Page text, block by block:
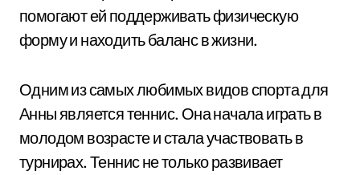
помогают ей поддерживать физическую
форму и находить баланс в жизни.
Одним из самых любимых видов спорта для
Анны является теннис. Она начала играть в
молодом возрасте и стала участвовать в
турнирах. Теннис не только развивает